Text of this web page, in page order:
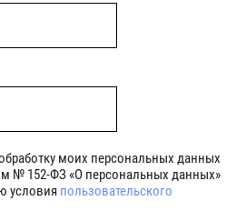
моих персональных данных
№ 152-ФЗ «О персональных данных»
условия пользовательского